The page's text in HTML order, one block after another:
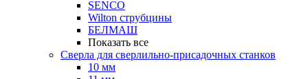
SENCO
Wilton струбцины
БЕЛМАШ
Показать все
Сверла для сверлильно-присадочных станков
10 мм